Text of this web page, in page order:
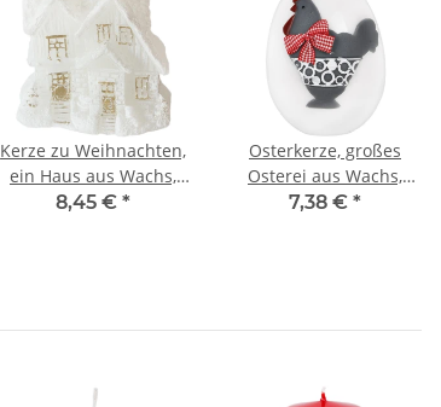
Kerze zu Weihnachten,
ein Haus aus Wachs,
Figurenkerze
8,45 € *
Osterkerze, großes
Osterei aus Wachs,
Osterhenne auf Wachs
7,38 € *